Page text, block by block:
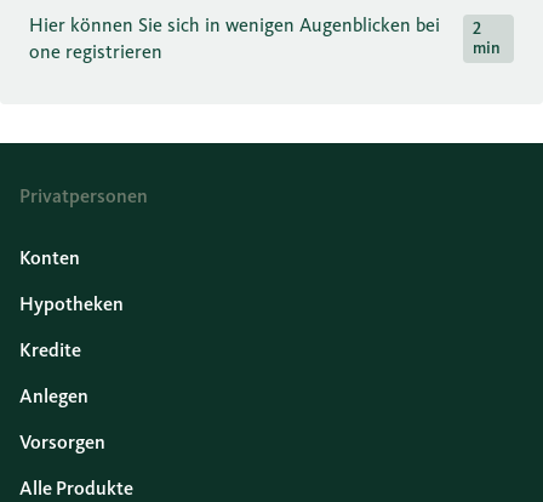
Hier können Sie sich in wenigen Augenblicken bei
one registrieren
2
min
Privatpersonen
Konten
Hypotheken
Kredite
Anlegen
Vorsorgen
Alle Produkte